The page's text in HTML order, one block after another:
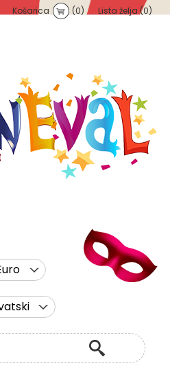
Košarica (0) Lista želja (0)